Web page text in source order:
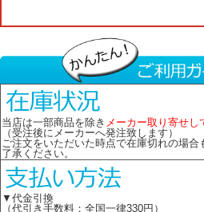
当店は一部商品を除き メーカー取り寄せし
（受注後にメーカーへ発注致します）
ご注文をいただいた時点で在庫切れの場
了承ください。
▼代金引換
（代引き手数料：全国一律330円）